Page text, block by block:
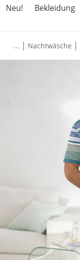
Neu!
Bekleidung
... | Nachtwäsche |